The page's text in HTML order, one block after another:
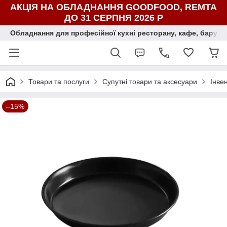
АКЦІЯ НА ОБЛАДНАННЯ GOODFOOD, REMTA
ДО 31 СЕРПНЯ 2026 Р
Обладнання для професійної кухні ресторану, кафе, бару,
Товари та послуги Супутні товари та аксесуари
–15%